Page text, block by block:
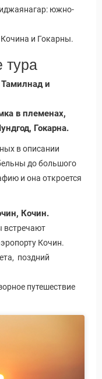
южно-
и Гокарны.
тура
и
в племенах,
Гокарна.
в описании
до большого
и она откроется
Кочин.
встречают
Кочин.
поздний
путешествие